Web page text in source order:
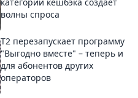
волны спроса
Т2 перезапускает программу
"Выгодно вместе" – теперь и
для абонентов других
операторов